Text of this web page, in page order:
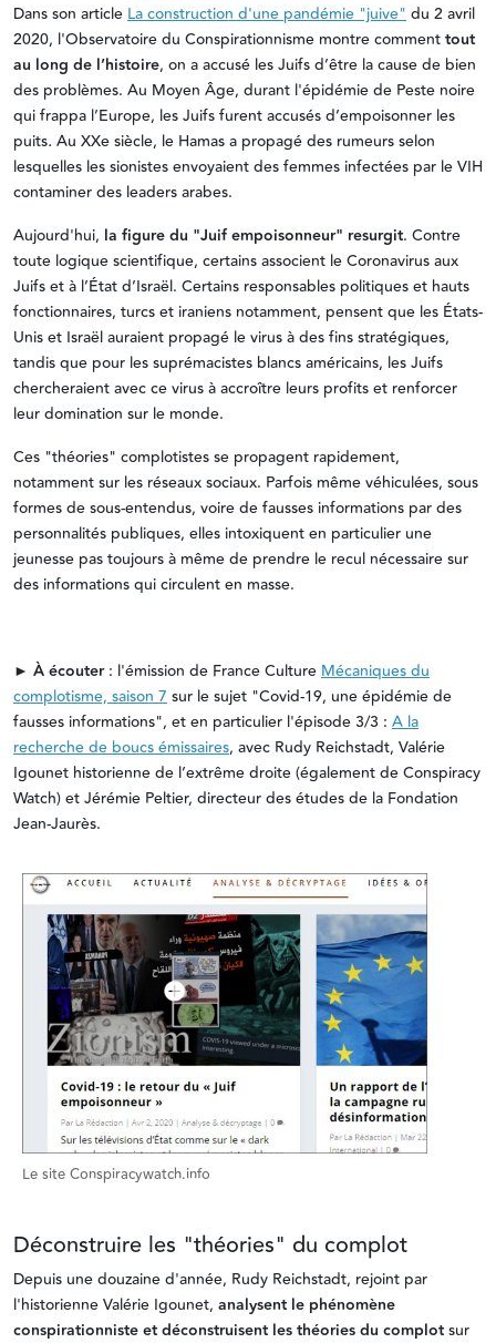
Dans son articleLa construction d'une pandémie "juive"du 2 avril
2020, l'Observatoire du Conspirationnisme montre commenttout
au long de l’histoire, on a accusé les Juifs d’être la cause de bien
des problèmes. Au Moyen Âge, durant l'épidémie de Peste noire
qui frappa l’Europe, les Juifs furent accusés d’empoisonner les
puits. Au XXe siècle, le Hamas a propagé des rumeurs selon
lesquelles les sionistes envoyaient des femmes infectées par le VIH
contaminer des leaders arabes.
Aujourd'hui, la figure du "Juif empoisonneur" resurgit. Contre
toute logique scientifique, certains associent le Coronavirus aux
Juifs et à l’État d’Israël. Certains responsables politiques et hauts
fonctionnaires, turcs et iraniens notamment, pensent que les États-
Unis et Israël auraient propagé le virus à des fins stratégiques,
tandis que pour les suprémacistes blancs américains, les Juifs
chercheraient avec ce virus à accroître leurs profits et renforcer
leur domination sur le monde.
Ces "théories" complotistes se propagent rapidement,
notamment sur les réseaux sociaux. Parfois même véhiculées, sous
formes de sous-entendus, voire de fausses informations par des
personnalités publiques, elles intoxiquent en particulier une
jeunesse pas toujours à même de prendre le recul nécessaire sur
des informations qui circulent en masse.
► À écouter: l'émission de France CultureMécaniques du
complotisme, saison 7sur le sujet "Covid-19, une épidémie de
fausses informations", et en particulier l'épisode 3/3 : A la
recherche de boucs émissaires, avec Rudy Reichstadt, Valérie
Igounet historienne de l’extrême droite (également de Conspiracy
Watch) et Jérémie Peltier, directeur des études de la Fondation
Jean-Jaurès.
Le site Conspiracywatch.info
Déconstruire les "théories" du complot
Depuis une douzaine d'année, Rudy Reichstadt, rejoint par
l'historienne Valérie Igounet, analysent le phénomène
conspirationniste et déconstruisent les théories du complotsur